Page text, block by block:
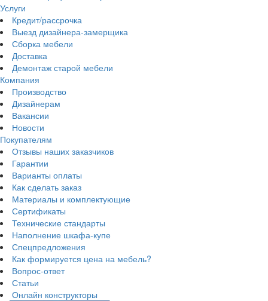
Услуги
Кредит/рассрочка
Выезд дизайнера-замерщика
Сборка мебели
Доставка
Демонтаж старой мебели
Компания
Производство
Дизайнерам
Вакансии
Новости
Покупателям
Отзывы наших заказчиков
Гарантии
Варианты оплаты
Как сделать заказ
Материалы и комплектующие
Сертификаты
Технические стандарты
Наполнение шкафа-купе
Спецпредложения
Как формируется цена на мебель?
Вопрос-ответ
Статьи
Онлайн конструкторы